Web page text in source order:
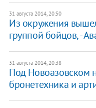
31 августа 2014, 20:50
Из окружения
группой бойцов, -
31 августа 2014, 20:38
Под Новоазовском
бронетехника и